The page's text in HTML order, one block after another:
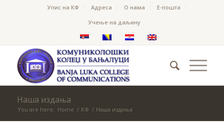
Упис на КФ Адреса О нама
Е-пошта
Учење на даљину
Наша издања
You are here: Home / КФ / Наша издања